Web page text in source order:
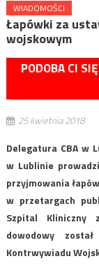
WIADOMOŚCI
Łapówki za
wojskowym
PODOBA CI
25 kwietnia 2018
Delegatura CBA w
w Lublinie
przyjmowania
w przetargach
Szpital Kliniczny
dowodowy
Kontrwywiadu